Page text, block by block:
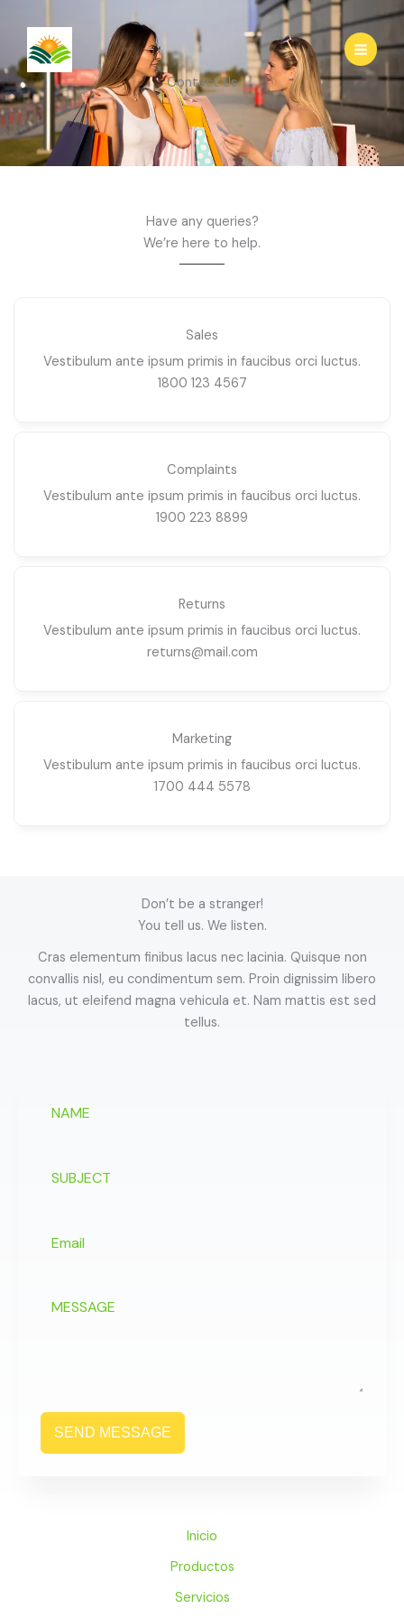
contenido
Contact Us
Have any queries?
We’re here to help.​
Sales
Vestibulum ante ipsum primis in faucibus orci luctus.
1800 123 4567
Complaints
Vestibulum ante ipsum primis in faucibus orci luctus.
1900 223 8899
Returns
Vestibulum ante ipsum primis in faucibus orci luctus.
returns@mail.com
Marketing
Vestibulum ante ipsum primis in faucibus orci luctus.
1700 444 5578
Don’t be a stranger!
You tell us. We listen.
Cras elementum finibus lacus nec lacinia. Quisque non
convallis nisl, eu condimentum sem. Proin dignissim libero
lacus, ut eleifend magna vehicula et. Nam mattis est sed
tellus.
SEND MESSAGE
Inicio
Productos
Servicios